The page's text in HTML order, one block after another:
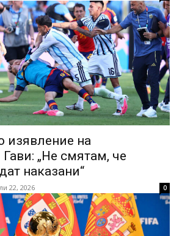
изявление на
„Не смятам, че
наказани“
22, 2026 0